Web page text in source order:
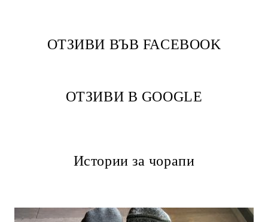
ОТЗИВИ ВЪВ FACEBOOK
ОТЗИВИ В GOOGLE
Истории за чорапи